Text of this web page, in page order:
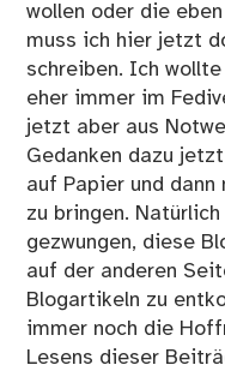
wollen oder die
muss ich hier jetzt
schreiben. Ich
eher immer im
jetzt aber aus
Gedanken dazu
auf Papier und
zu bringen.
gezwungen, diese
auf der anderen
Blogartikeln zu
immer noch die
Lesens dieser